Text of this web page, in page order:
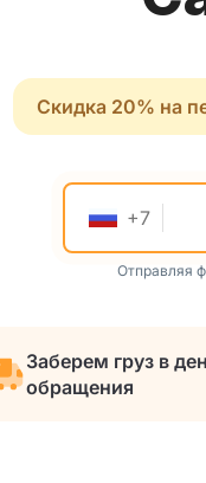
Скидка 20% на
+7
Отправляя
Заберем груз в
обращения